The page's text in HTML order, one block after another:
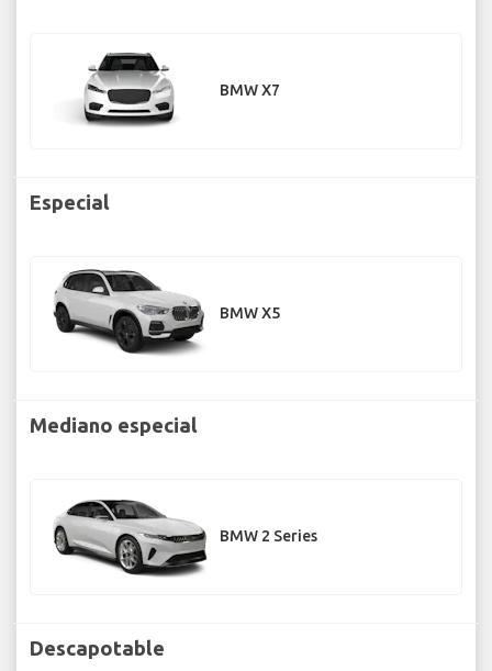
BMW X7
Especial
BMW X5
Mediano especial
BMW 2 Series
Descapotable